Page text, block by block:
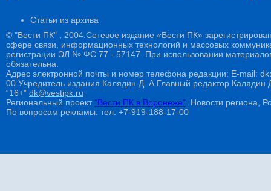
Статьи из архива
© "Вести ПК" , 2004.Сетевое издание «Вести ПК»
сфере связи, информационных технологий и массовых
регистрации ЭЛ № ФС 77 - 57147. При использовании
обязательна.
Адрес электронной почты и номер телефона редакции: E-mail:
00.Учредитель издания Калядин Д. А.Главный редактор
“16+” dk@vestipk.ru
Региональный проект"Вести ПК в Воронеже" . Новости региона,
По вопросам рекламы: тел: +7-919-188-17-00